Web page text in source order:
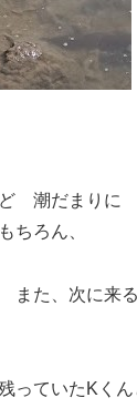
ど 潮だまり
ろん、
た、次に来
っていたKく